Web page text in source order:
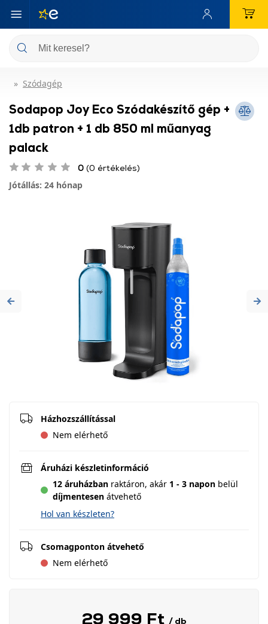
Szódagép
Sodapop Joy Eco Szódakészítő gép +
1db patron + 1 db 850 ml műanyag
palack
0 (0 értékelés)
Jótállás: 24 hónap
Previous
Házhozszállítással
Nem elérhető
Áruházi készletinformáció
12 áruházban raktáron, akár 1 - 3 napon belül
díjmentesen átvehető
Hol van készleten?
Csomagponton átvehető
Nem elérhető
29 999 Ft / db